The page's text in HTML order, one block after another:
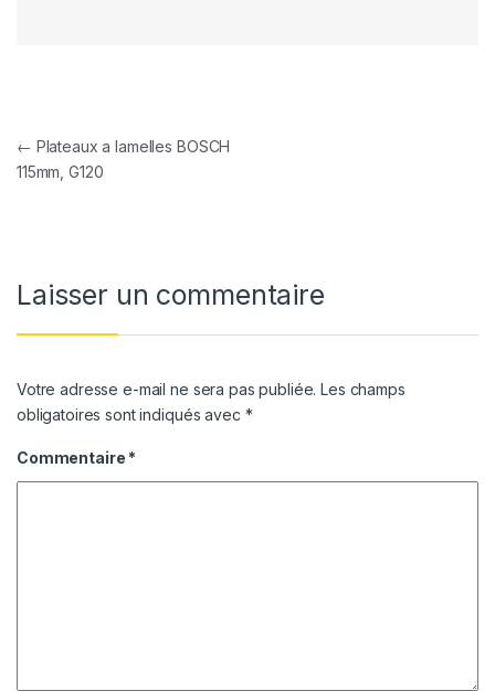
Navigation de l’article
← Plateaux a lamelles BOSCH
115mm, G120
Laisser un commentaire
Votre adresse e-mail ne sera pas publiée. Les champs
obligatoires sont indiqués avec *
Commentaire *